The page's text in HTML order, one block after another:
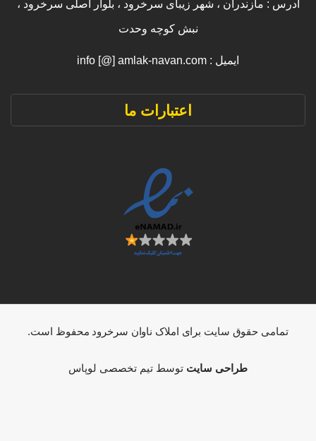
آدرس : مازندران ، شهر زیبای سرخرود ، بلوار اصلی سرخرود ،
نبش کوچه وحدت
ایمیل : info [@] amlak-navan.com
اعتبارات ما
تمامی حقوق سایت برای املاک ناوان سرخرود محفوظ است.
طراحی سایت توسط تیم تخصصی لوپاس